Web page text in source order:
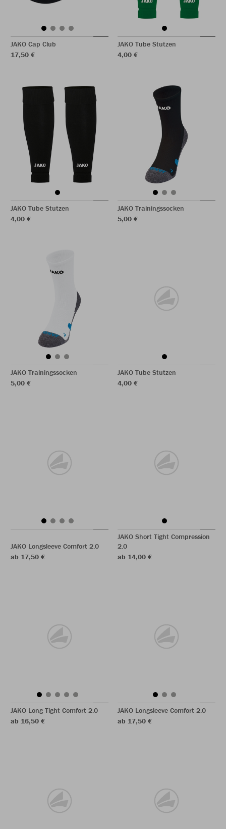
JAKO Cap Club
17,50 €
JAKO Tube Stutzen
4,00 €
JAKO Tube Stutzen
4,00 €
JAKO Trainingssocken
5,00 €
JAKO Trainingssocken
5,00 €
JAKO Tube Stutzen
4,00 €
JAKO Longsleeve Comfort 2.0
ab 17,50 €
JAKO Short Tight Compression
2.0
ab 14,00 €
JAKO Long Tight Comfort 2.0
ab 16,50 €
JAKO Longsleeve Comfort 2.0
ab 17,50 €